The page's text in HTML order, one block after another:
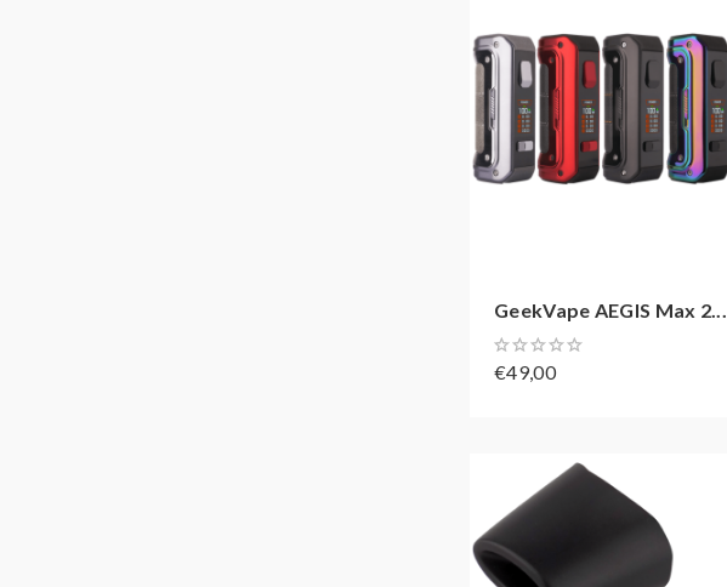
GeekVape AEGIS Max 2...
€49,00